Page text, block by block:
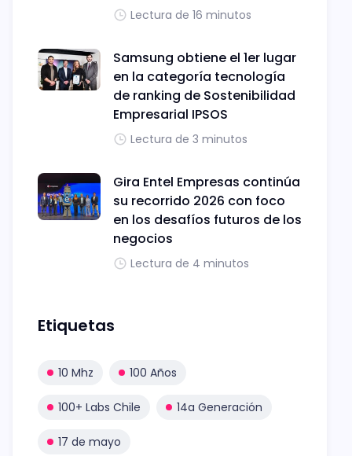
Lectura de 16 minutos
Samsung obtiene el 1er lugar
en la categoría tecnología
de ranking de Sostenibilidad
Empresarial IPSOS
Lectura de 3 minutos
Gira Entel Empresas continúa
su recorrido 2026 con foco
en los desafíos futuros de los
negocios
Lectura de 4 minutos
Etiquetas
10 Mhz 100 Años
100+ Labs Chile 14a Generación
17 de mayo